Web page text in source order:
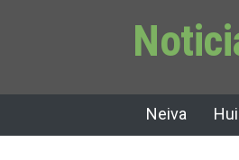
Neiva